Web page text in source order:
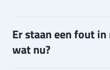
Er staan een fout
wat nu?